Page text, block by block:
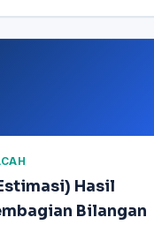
Hasil
Bilangan